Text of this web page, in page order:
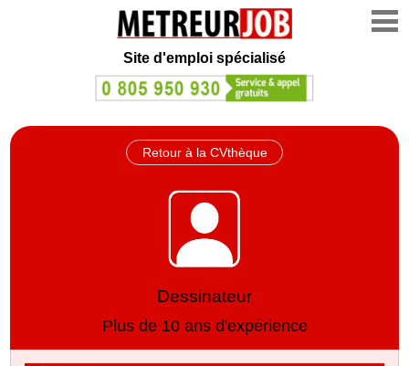
Site d'emploi spécialisé
Retour à la CVthèque
Dessinateur
Plus de 10 ans d'expérience